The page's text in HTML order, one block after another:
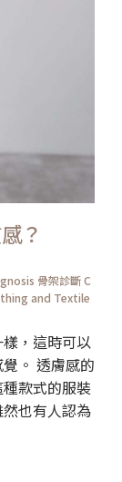
？
骨架診斷C
and Textile
，這時可以
。 透膚感的
款式的服裝
也有人認為